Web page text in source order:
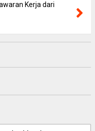
Kerja dari